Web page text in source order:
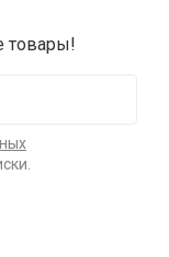
товары!